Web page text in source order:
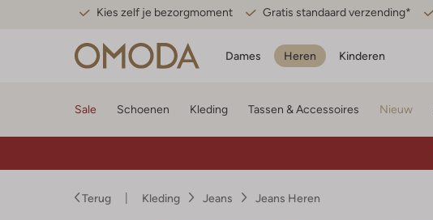
Kies zelf je bezorgmoment Gratis standaard verzending*
Dames Heren Kinderen
Sale Schoenen Kleding Tassen & Accessoires Nieuw
Terug Kleding Jeans Jeans Heren